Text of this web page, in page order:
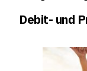
Debit- und